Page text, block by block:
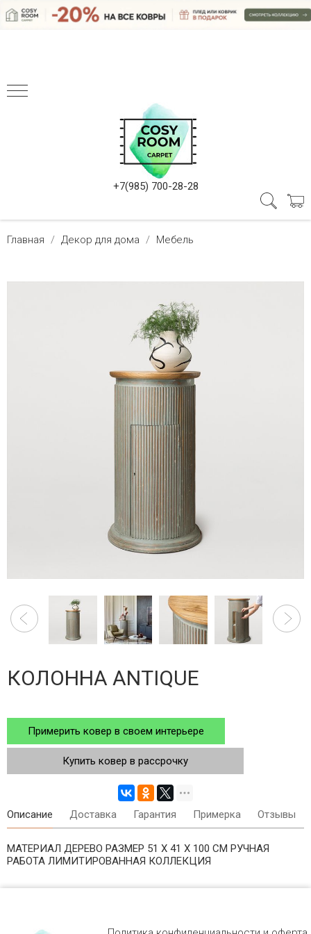
+7(985) 700-28-28
Главная Декор для дома Мебель
КОЛОННА ANTIQUE
Примерить ковер в своем интерьере
Купить ковер в рассрочку
Описание Доставка Гарантия Примерка Отзывы
МАТЕРИАЛ ДЕРЕВО РАЗМЕР 51 X 41 X 100 СМ РУЧНАЯ
РАБОТА ЛИМИТИРОВАННАЯ КОЛЛЕКЦИЯ